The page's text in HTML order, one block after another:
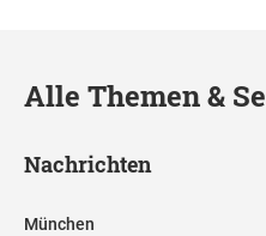
Alle Themen &
Nachrichten
München